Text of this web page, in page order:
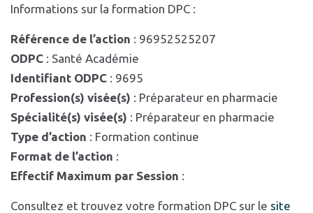
Informations sur la formation DPC :
Référence de l’action : 96952525207
ODPC : Santé Académie
Identifiant ODPC : 9695
Profession(s) visée(s) : Préparateur en pharmacie
Spécialité(s) visée(s) : Préparateur en pharmacie
Type d’action : Formation continue
Format de l’action :
Effectif Maximum par Session :
Consultez et trouvez votre formation DPC sur le site